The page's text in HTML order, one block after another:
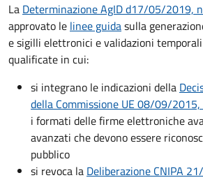
La Determinazione AgID d17/05/2019,
approvato le linee guidasulla
e sigilli elettronici e validazioni
qualificate in cui:
si integrano le indicazioni della
della Commissione UE 08/09/
i formati delle firme elettroniche
avanzati che devono essere
pubblico
si revoca la Deliberazione CNIPA